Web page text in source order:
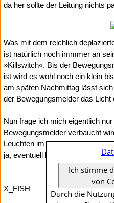
da her sollte der Leitung nichts
Was mit dem reichlich
ist natürlich noch immmer an
»Killswitch«. Bis der
ist wird es wohl noch ein klein
am späten Nachmittag lässt
der Bewegungsmelder das Licht
Nun frage ich mich eigentlich
Bewegungsmelder verbaucht
Leuchten im Dauerbetrieb
ja, eventuell kennt ja jemand
X_FISH
Ich stimme
Durch die